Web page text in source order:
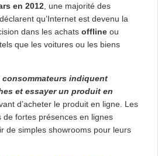
en 2012 , une majorité des
qu’Internet est devenu la
dans les achats offline ou
que les voitures ou les biens
consommateurs indiquent
et essayer un produit en
d’acheter le produit en ligne. Les
de fortes présences en lignes
de simples showrooms pour leurs